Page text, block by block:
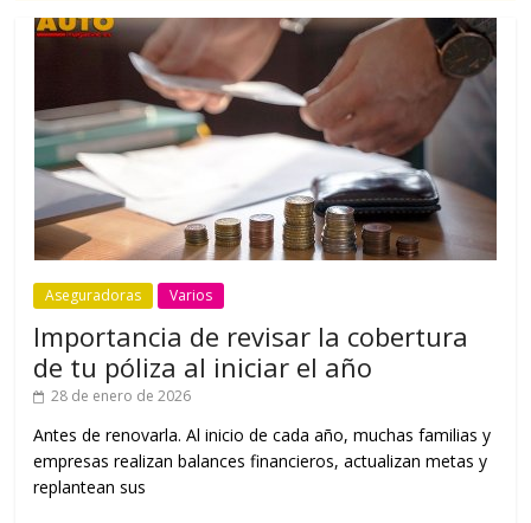
Aseguradoras Varios
Importancia de revisar la cobertura
de tu póliza al iniciar el año
28 de enero de 2026
Antes de renovarla. Al inicio de cada año, muchas familias y
empresas realizan balances financieros, actualizan metas y
replantean sus